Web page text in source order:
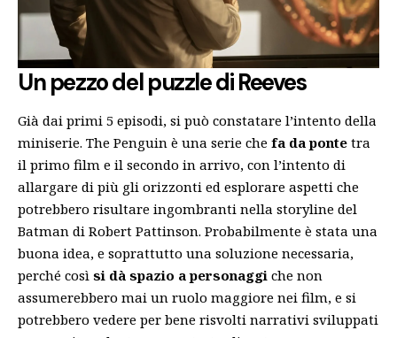
Un pezzo del puzzle di Reeves
Già dai primi 5 episodi, si può constatare l’intento della
miniserie. The Penguin è una serie che fa da ponte tra
il primo film e il secondo in arrivo, con l’intento di
allargare di più gli orizzonti ed esplorare aspetti che
potrebbero risultare ingombranti nella storyline del
Batman di Robert Pattinson. Probabilmente è stata una
buona idea, e soprattutto una soluzione necessaria,
perché così si dà spazio a personaggi che non
assumerebbero mai un ruolo maggiore nei film, e si
potrebbero vedere per bene risvolti narrativi sviluppati